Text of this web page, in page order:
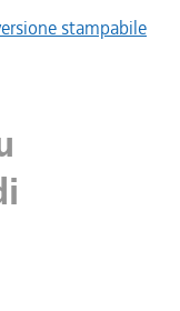
stampabile